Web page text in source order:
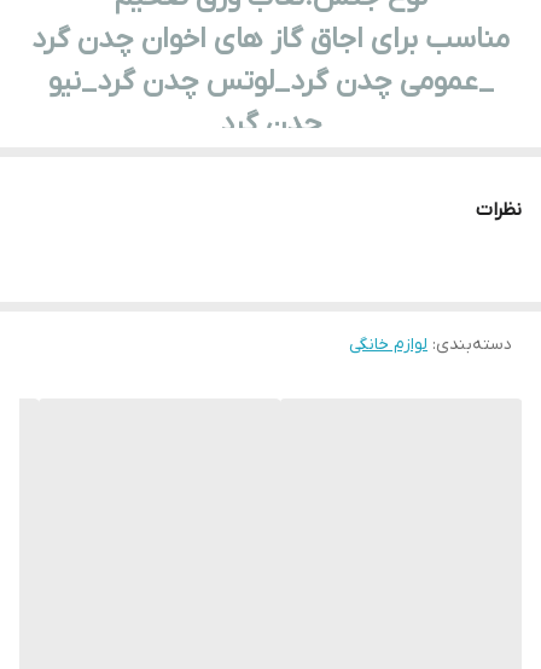
مناسب برای اجاق گاز های اخوان چدن گرد
_عمومی چدن گرد_لوتس چدن گرد_نیو
چدن گرد
نظرات
دسته‌بندی: لوازم خانگی